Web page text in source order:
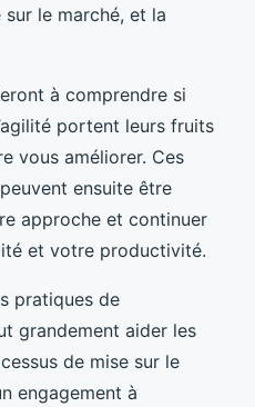
le marché, et la
à comprendre si
portent leurs fruits
vous améliorer. Ces
ensuite être
approche et continuer
et votre productivité.
pratiques de
grandement aider les
de mise sur le
engagement à